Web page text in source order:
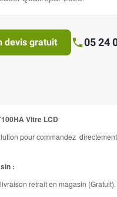
devis gratuit 05 24
Vitre LCD
pour commandez
:
retrait en magasin (Gratuit).